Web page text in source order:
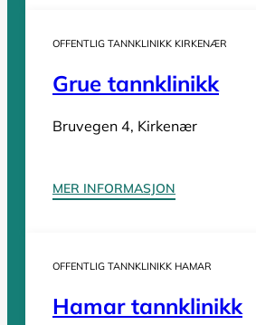
OFFENTLIG TANNKLINIKK KIRKENÆR
Grue tannklinikk
Bruvegen 4, Kirkenær
MER INFORMASJON
OFFENTLIG TANNKLINIKK HAMAR
Hamar tannklinikk
Tannleger Telemark
Tannleger Trøndelag
Tannleger Vestfold
Vi er enkomplett oversikt over